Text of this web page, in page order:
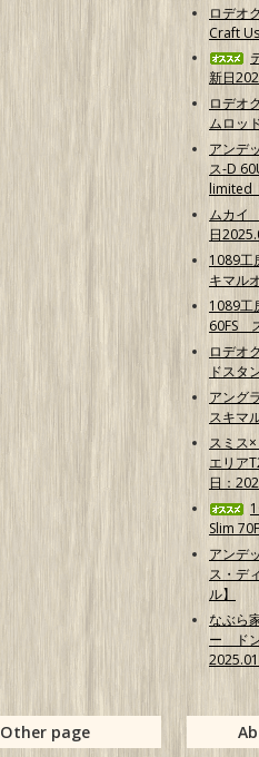
ロデオ
Craft
新日
ロデオ
ムロッ
アンデ
ス-D
limited
ムカイ
日
1089
キマル
1089
60FS
ロデオ
ドスタ
アング
スキマ
スミス
エリア
日：
Slim
アンデ
ス・デ
ル】
なぶら
ー ド
Other page